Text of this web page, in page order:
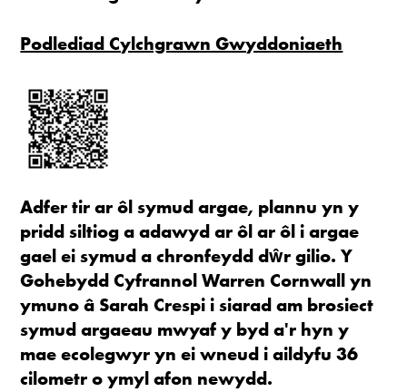
Podlediad Cylchgrawn Gwyddoniaeth
Adfer tir ar ôl symud argae, plannu yn y
pridd siltiog a adawyd ar ôl ar ôl i argae
gael ei symud a chronfeydd dŵr gilio. Y
Gohebydd Cyfrannol Warren Cornwall yn
ymuno â Sarah Crespi i siarad am brosiect
symud argaeau mwyaf y byd a'r hyn y
mae ecolegwyr yn ei wneud i aildyfu 36
cilometr o ymyl afon newydd.